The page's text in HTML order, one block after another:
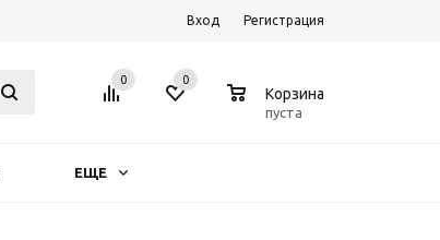
Вход Регистрация
0 0
Корзина
пуста
ЕЩЕ